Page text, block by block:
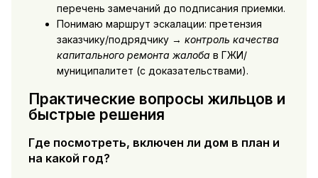
перечень замечаний до подписания приемки.
Понимаю маршрут эскалации: претензия
заказчику/подрядчику → контроль качества
капитального ремонта жалоба в ГЖИ/
муниципалитет (с доказательствами).
Практические вопросы жильцов и
быстрые решения
Где посмотреть, включен ли дом в план и
на какой год?